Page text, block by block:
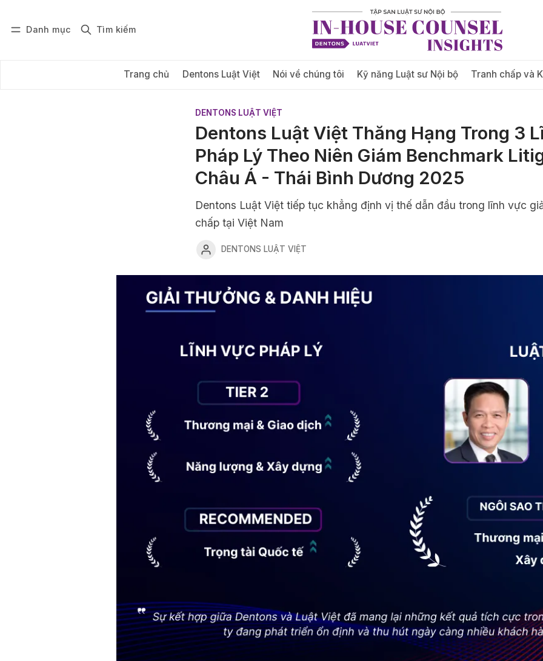
Danh mục Tìm kiếm
Trang chủ Dentons Luật Việt Nói về chúng tôi Kỹ năng Luật sư Nội bộ Tranh chấp và
Đăng nhập Đăng ký
DENTONS LUẬT VIỆT
Dentons Luật Việt Thăng Hạng Trong 3
Pháp Lý Theo Niên Giám Benchmark
Châu Á - Thái Bình Dương 2025
Dentons Luật Việt tiếp tục khẳng định vị thế dẫn đầu trong lĩnh vực
chấp tại Việt Nam
DENTONS LUẬT VIỆT